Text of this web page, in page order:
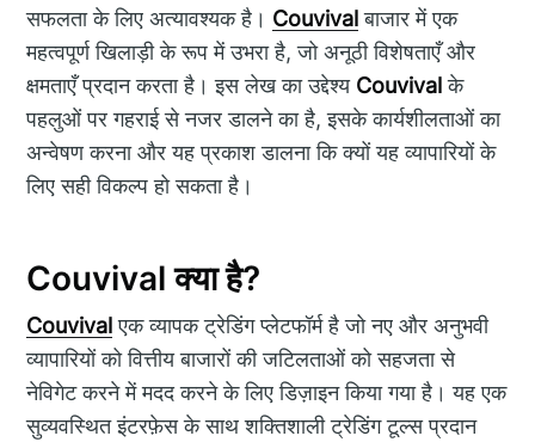
सफलता के लिए अत्यावश्यक है। Couvivalबाजार में एक
महत्वपूर्ण खिलाड़ी के रूप में उभरा है, जो अनूठी विशेषताएँ और
क्षमताएँ प्रदान करता है। इस लेख का उद्देश्य Couvivalके
पहलुओं पर गहराई से नजर डालने का है, इसके कार्यशीलताओं का
अन्वेषण करना और यह प्रकाश डालना कि क्यों यह व्यापारियों के
लिए सही विकल्प हो सकता है।
Couvival क्या है?
Couvivalएक व्यापक ट्रेडिंग प्लेटफॉर्म है जो नए और अनुभवी
व्यापारियों को वित्तीय बाजारों की जटिलताओं को सहजता से
नेविगेट करने में मदद करने के लिए डिज़ाइन किया गया है। यह एक
सुव्यवस्थित इंटरफ़ेस के साथ शक्तिशाली ट्रेडिंग टूल्स प्रदान